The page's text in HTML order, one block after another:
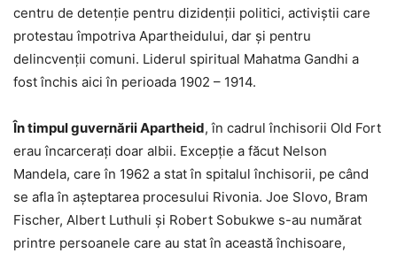
centru de detenţie pentru dizidenţii politici, activiştii care
protestau împotriva Apartheidului, dar şi pentru
delincvenţii comuni. Liderul spiritual Mahatma Gandhi a
fost închis aici în perioada 1902 – 1914.
În timpul guvernării Apartheid, în cadrul închisorii Old Fort
erau încarceraţi doar albii. Excepţie a făcut Nelson
Mandela, care în 1962 a stat în spitalul închisorii, pe când
se afla în aşteptarea procesului Rivonia. Joe Slovo, Bram
Fischer, Albert Luthuli şi Robert Sobukwe s-au numărat
printre persoanele care au stat în această închisoare,